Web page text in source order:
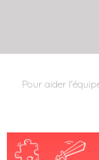
Pour aider